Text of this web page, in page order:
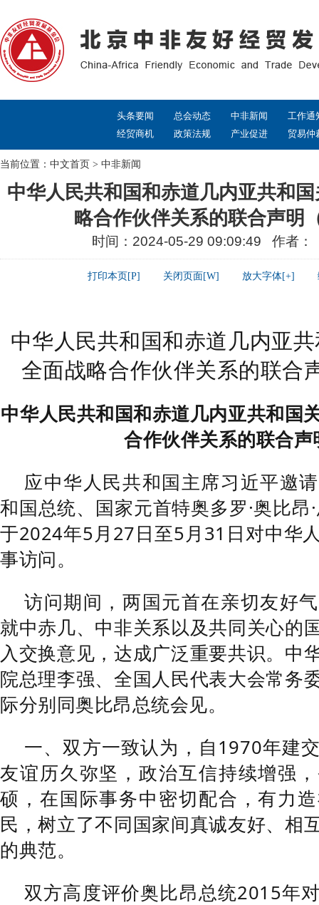
头条要闻 总会动态 中非新闻
工作通
经贸商机
政策法规 产业促进 贸易仲
当前位置： 中文首页 > 中非新闻
中华人民共和国和赤道几内亚共和
略合作伙伴关系的联合声明
时间：2024-05-29 09:09:49 作者
打印本页[P] 关闭页面[W] 放大字体[+]
中华人民共和国和赤道几内亚
全面战略合作伙伴关系的联合
中华人民共和国和赤道几内亚共和国
合作伙伴关系的联合声
应中华人民共和国主席习近平邀
和国总统、国家元首特奥多罗·奥比昂
于2024年5月27日至5月31日对中华
事访问。
访问期间，两国元首在亲切友好
就中赤几、中非关系以及共同关心的
入交换意见，达成广泛重要共识。中
院总理李强、全国人民代表大会常务
际分别同奥比昂总统会见。
一、双方一致认为，自1970年建
友谊历久弥坚，政治互信持续增强
硕，在国际事务中密切配合，有力
民，树立了不同国家间真诚友好、相
的典范。
双方高度评价奥比昂总统2015年